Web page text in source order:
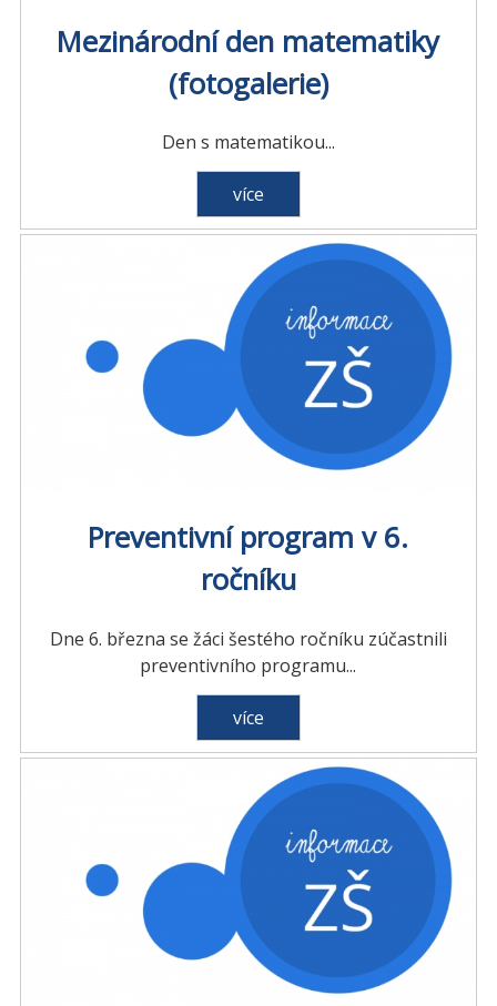
Mezinárodní den matematiky
(fotogalerie)
Den s matematikou...
více
Preventivní program v 6.
ročníku
Dne 6. března se žáci šestého ročníku zúčastnili
preventivního programu...
více